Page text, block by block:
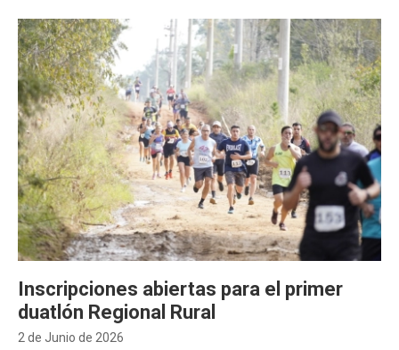
2 de Junio de 2026
Inscripciones abiertas para el primer
duatlón Regional Rural